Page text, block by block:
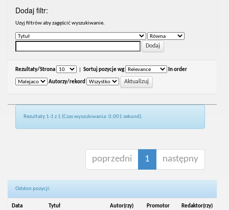
Dodaj filtr:
Uzyj filtrów aby zagęścić wyszukiwanie.
Rezultaty/Strona Sortuj pozycje wg In order
Autorzy/rekord
Rezultaty 1-1 z 1 (Czas wyszukiwania: 0.001 sekund).
poprzedni 1 następny
Odsłon pozycji:
Data
Tytuł Autor(rzy) Promotor Redaktor(rzy)